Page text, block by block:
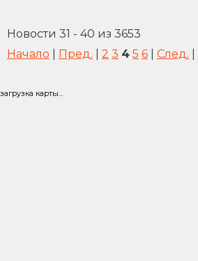
Новости 31 - 40 из 3653
Начало
Пред. 2 3 4 5 6 След.
загрузка карты...